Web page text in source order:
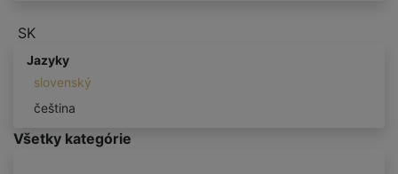
SK
Jazyky
slovenský
čeština
Všetky kategórie